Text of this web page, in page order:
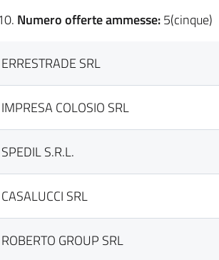
Numero offerte ammesse:5(cinque)
ERRESTRADE SRL
IMPRESA COLOSIO SRL
SPEDIL S.R.L.
CASALUCCI SRL
ROBERTO GROUP SRL